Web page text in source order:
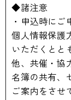
◆諸注意
・申込時に
個人情報保護
いただくとと
他、共催・協
名簿の共有、
ご案内をさせ